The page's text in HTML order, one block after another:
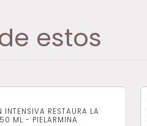
estos
INTENSIVA RESTAURA LA
ML - PIELARMINA